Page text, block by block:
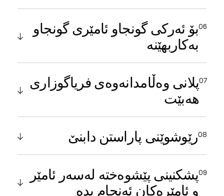
بۆ ئەرکی گونجاو ئامێری گونجاو
بەکاربهێنە
پلانی وەڵامدانەوەی فریاگوزاری
هەبێت
رێوشوێنی پاراستن دابنێ
پشکنینی پێشوەختە لەسەر ئامێر
و ئامێرەکان ئەنجام بدە